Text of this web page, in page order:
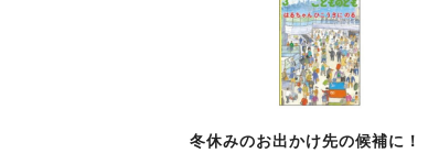
冬休みのお出かけ先の候補に！